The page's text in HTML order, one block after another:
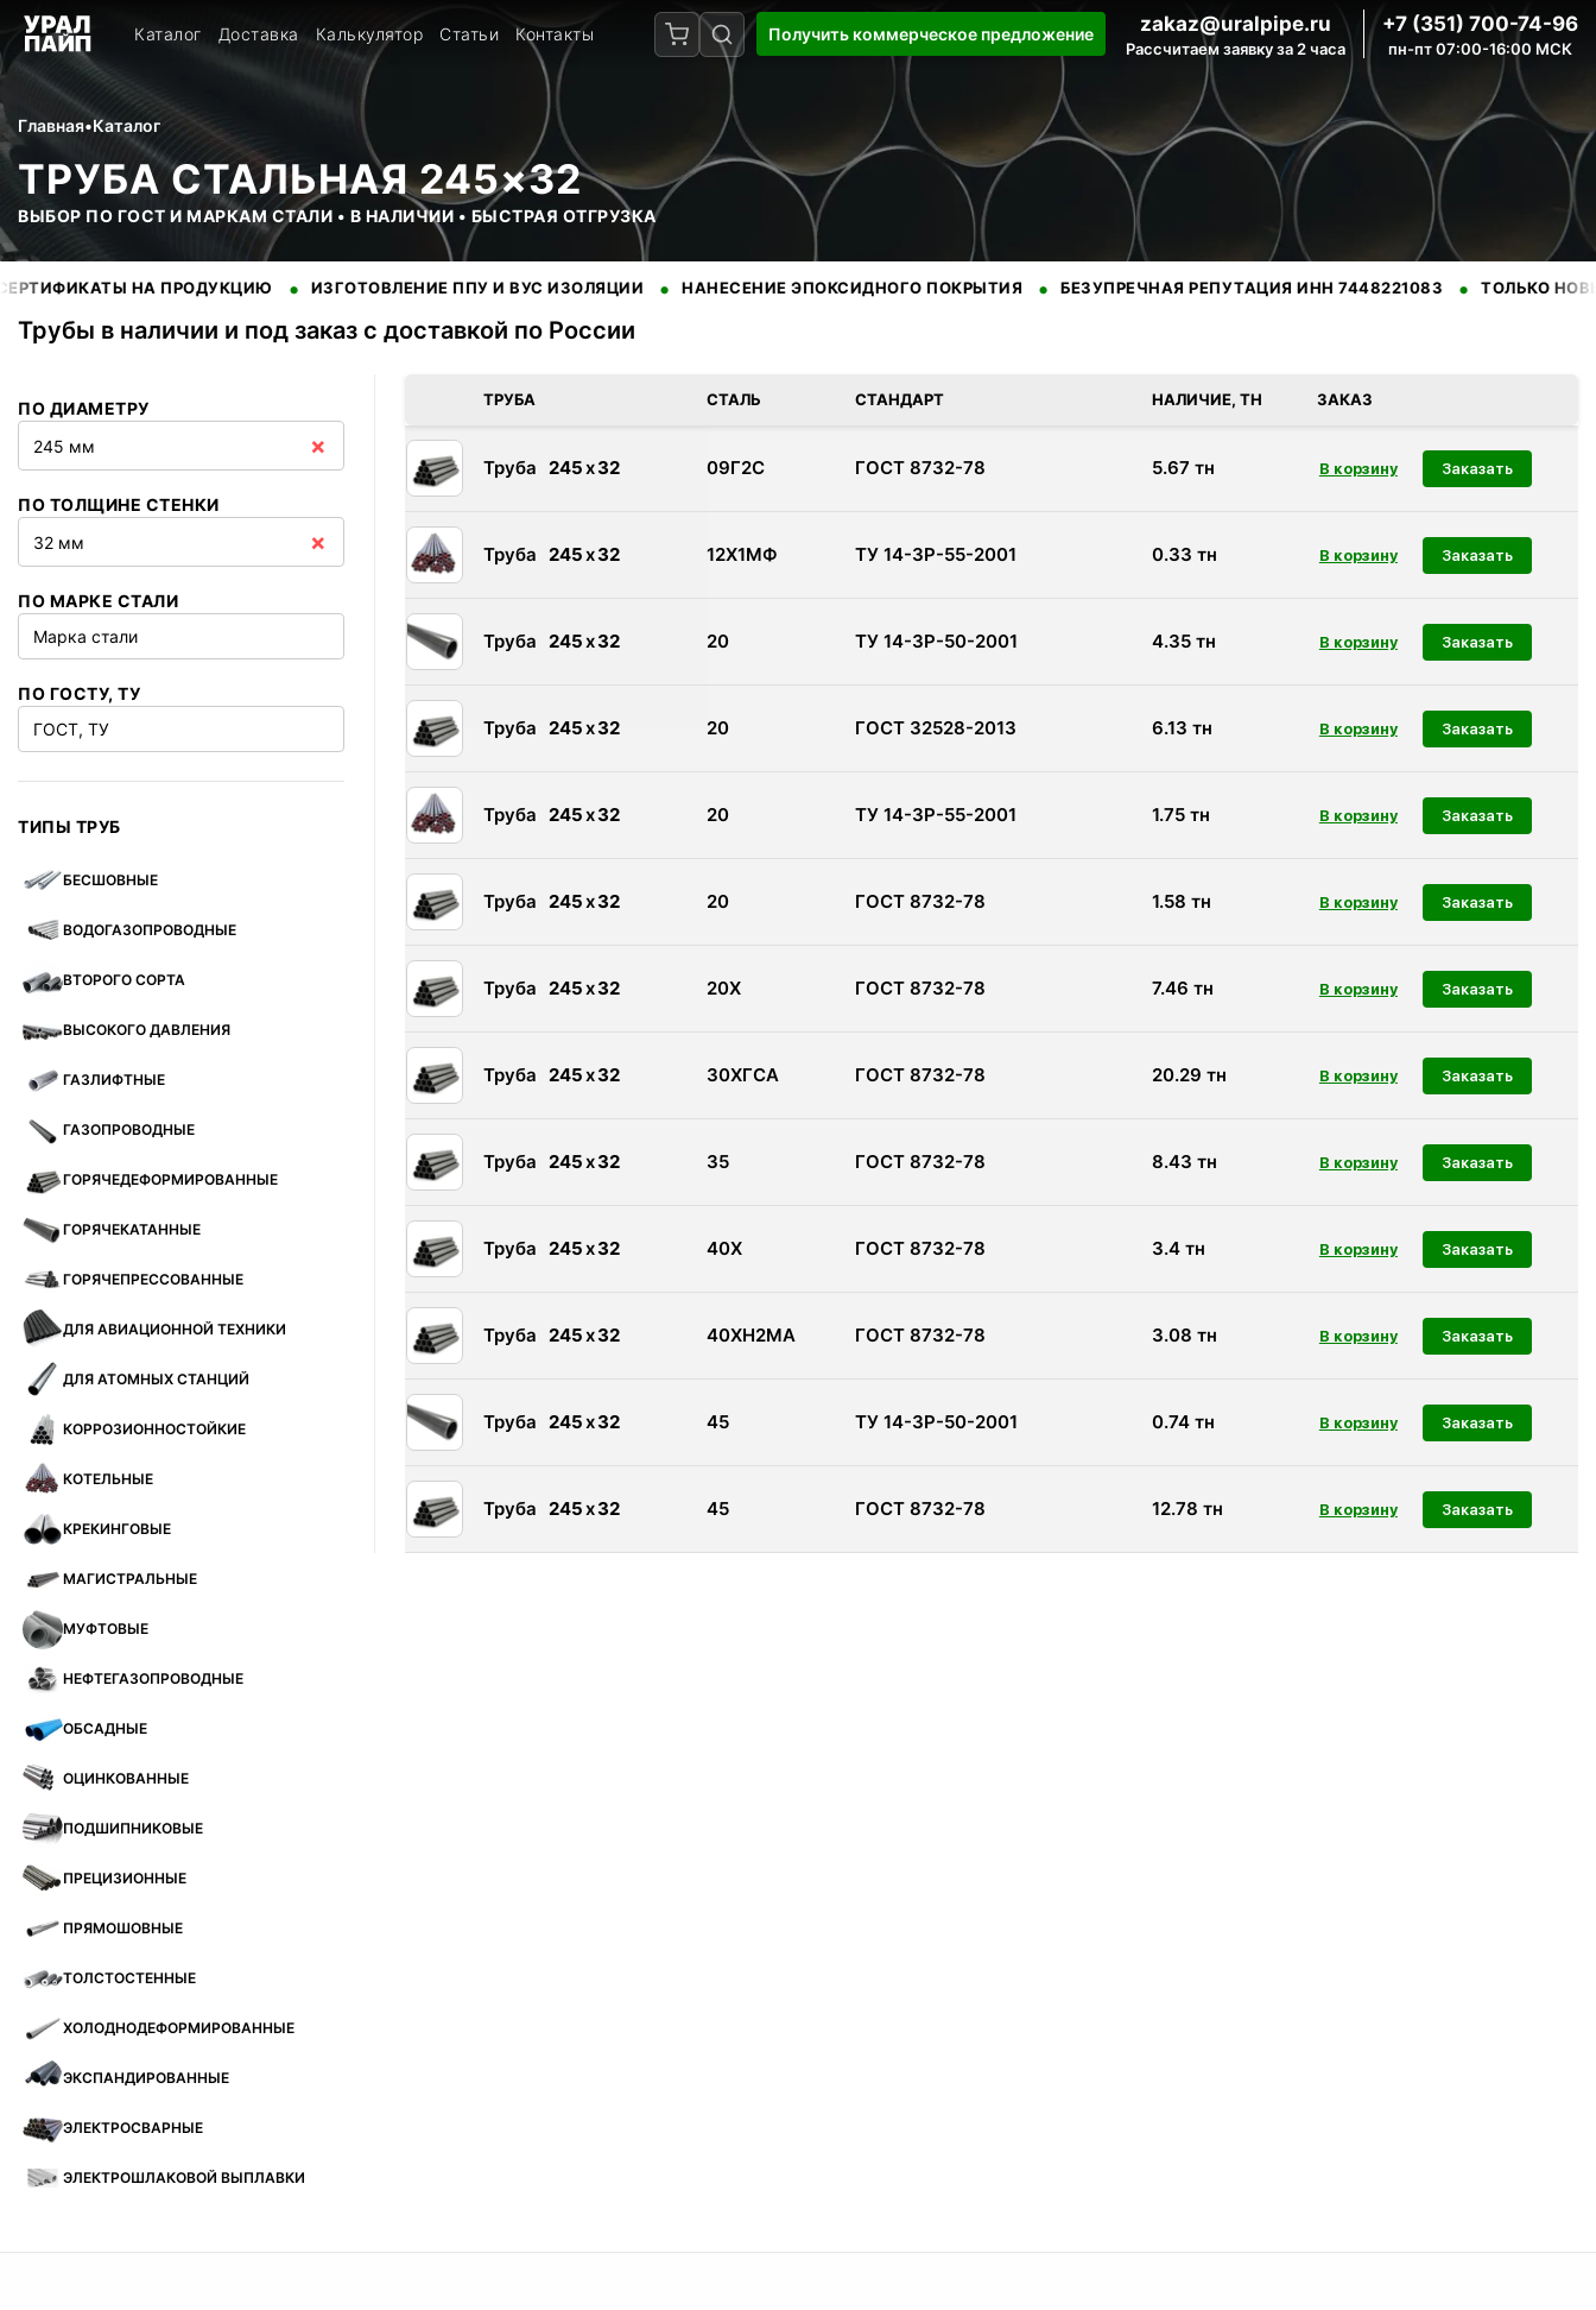
Каталог Доставка Калькулятор Статьи Контакты Получить коммерческое предложение zakaz@uralpipe.ru
Рассчитаем заявку за 2 часа
+7 (351) 700-74-96
пн-пт 07:00-16:00 МСК
Главная•Каталог
ТРУБА СТАЛЬНАЯ 245×32
ВЫБОР ПО ГОСТ И МАРКАМ СТАЛИ • В НАЛИЧИИ • БЫСТРАЯ ОТГРУЗКА
НА ПРОДУКЦИЮ • ИЗГОТОВЛЕНИЕ ППУ И ВУС ИЗОЛЯЦИИ • НАНЕСЕНИЕ ЭПОКСИДНОГО ПОКРЫТИЯ • БЕЗУПРЕЧНАЯ РЕПУТАЦИЯ ИНН 7448221083 • ТОЛЬКО НОВЫЕ
Трубы в наличии и под заказ с доставкой по России
ПО ДИАМЕТРУ
245 мм
×
ПО ТОЛЩИНЕ СТЕНКИ
32 мм
×
ПО МАРКЕ СТАЛИ
Марка стали
ПО ГОСТУ, ТУ
ГОСТ, ТУ
ТИПЫ ТРУБ
БЕСШОВНЫЕ
ВОДОГАЗОПРОВОДНЫЕ
ВТОРОГО СОРТА
ВЫСОКОГО ДАВЛЕНИЯ
ГАЗЛИФТНЫЕ
ГАЗОПРОВОДНЫЕ
ГОРЯЧЕДЕФОРМИРОВАННЫЕ
ГОРЯЧЕКАТАННЫЕ
ГОРЯЧЕПРЕССОВАННЫЕ
ДЛЯ АВИАЦИОННОЙ ТЕХНИКИ
ДЛЯ АТОМНЫХ СТАНЦИЙ
КОРРОЗИОННОСТОЙКИЕ
КОТЕЛЬНЫЕ
КРЕКИНГОВЫЕ
МАГИСТРАЛЬНЫЕ
МУФТОВЫЕ
НЕФТЕГАЗОПРОВОДНЫЕ
ОБСАДНЫЕ
ОЦИНКОВАННЫЕ
ПОДШИПНИКОВЫЕ
ПРЕЦИЗИОННЫЕ
ПРЯМОШОВНЫЕ
ТОЛСТОСТЕННЫЕ
ХОЛОДНОДЕФОРМИРОВАННЫЕ
ЭКСПАНДИРОВАННЫЕ
ЭЛЕКТРОСВАРНЫЕ
ЭЛЕКТРОШЛАКОВОЙ ВЫПЛАВКИ
ТРУБА СТАЛЬ СТАНДАРТ НАЛИЧИЕ, ТН ЗАКАЗ
Труба 245x32 09Г2С ГОСТ 8732-78 5.67 тн Заказать
Труба 245x32 12Х1МФ ТУ 14-3Р-55-2001 0.33 тн Заказать
Труба 245x32 20 ТУ 14-3Р-50-2001 4.35тн Заказать
Труба 245x32 20 ГОСТ 32528-2013 6.13 тн Заказать
Труба 245x32 20 ТУ 14-3Р-55-2001 1.75тн Заказать
Труба 245x32 20 ГОСТ 8732-78 1.58 тн Заказать
Труба 245x32 20Х ГОСТ 8732-78 7.46 тн Заказать
Труба 245x32 30ХГСА ГОСТ 8732-78 20.29 тн Заказать
Труба 245x32 35 ГОСТ 8732-78 8.43 тн Заказать
Труба 245x32 40Х ГОСТ 8732-78 3.4тн Заказать
Труба 245x32 40ХН2МА ГОСТ 8732-78 3.08 тн Заказать
Труба 245x32 45 ТУ 14-3Р-50-2001 0.74тн Заказать
Труба 245x32 45 ГОСТ 8732-78 12.78 тн Заказать